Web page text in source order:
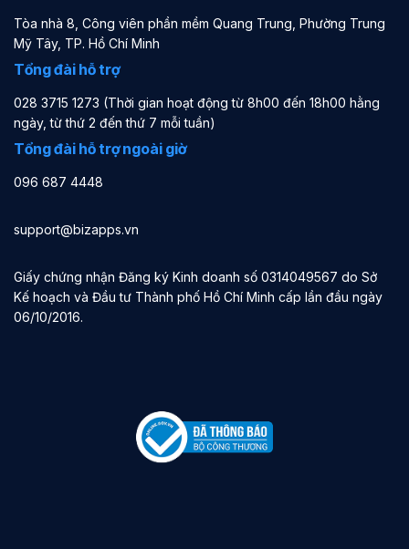
Tòa nhà 8, Công viên phần mềm Quang Trung, Phường Trung
Mỹ Tây, TP. Hồ Chí Minh
Tổng đài hỗ trợ
028 3715 1273 (Thời gian hoạt động từ 8h00 đến 18h00 hằng
ngày, từ thứ 2 đến thứ 7 mỗi tuần)
Tổng đài hỗ trợ ngoài giờ
096 687 4448
support@bizapps.vn
Giấy chứng nhận Đăng ký Kinh doanh số 0314049567 do Sở
Kế hoạch và Đầu tư Thành phố Hồ Chí Minh cấp lần đầu ngày
06/10/2016.